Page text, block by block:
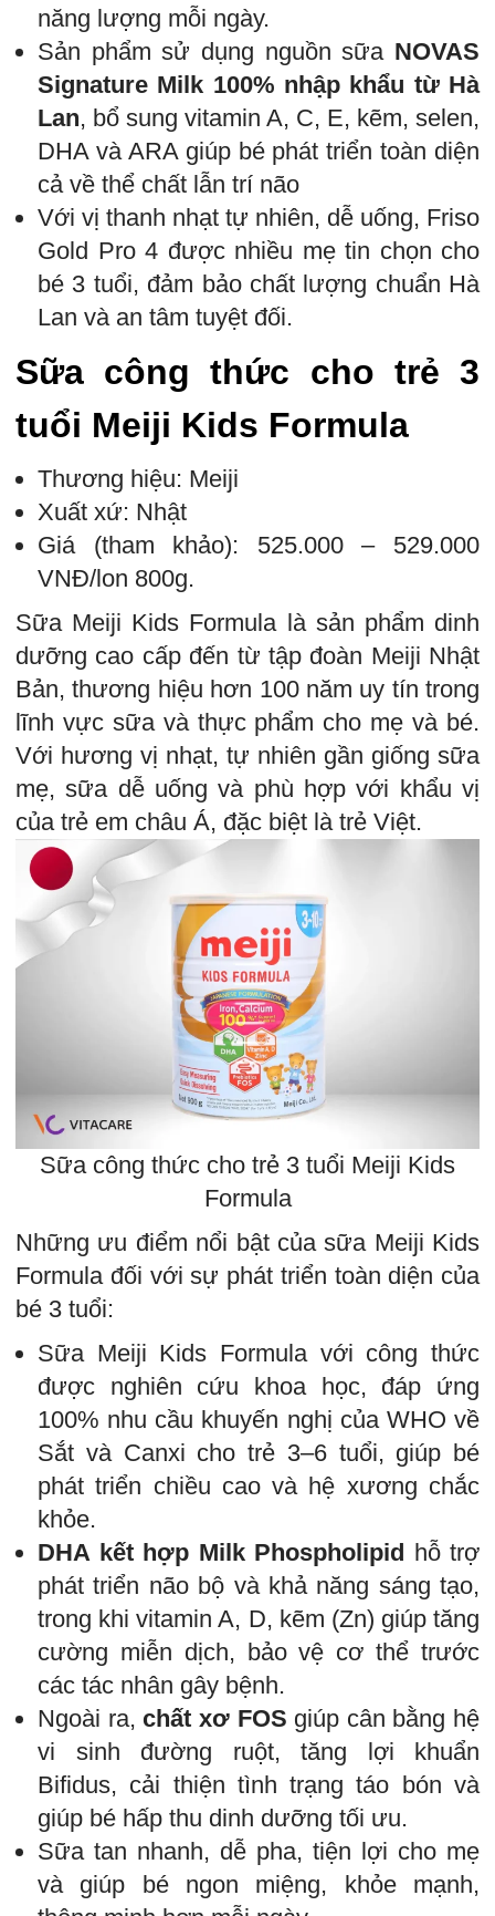
năng lượng mỗi ngày.
Sản phẩm sử dụng nguồn sữa NOVAS
Signature Milk 100% nhập khẩu từ Hà
Lan, bổ sung vitamin A, C, E, kẽm, selen,
DHA và ARA giúp bé phát triển toàn diện
cả về thể chất lẫn trí não
Với vị thanh nhạt tự nhiên, dễ uống, Friso
Gold Pro 4 được nhiều mẹ tin chọn cho
bé 3 tuổi, đảm bảo chất lượng chuẩn Hà
Lan và an tâm tuyệt đối.
Sữa công thức cho trẻ 3
tuổi Meiji Kids Formula
Thương hiệu: Meiji
Xuất xứ: Nhật
Giá (tham khảo): 525.000 – 529.000
VNĐ/lon 800g.
Sữa Meiji Kids Formula là sản phẩm dinh
dưỡng cao cấp đến từ tập đoàn Meiji Nhật
Bản, thương hiệu hơn 100 năm uy tín trong
lĩnh vực sữa và thực phẩm cho mẹ và bé.
Với hương vị nhạt, tự nhiên gần giống sữa
mẹ, sữa dễ uống và phù hợp với khẩu vị
của trẻ em châu Á, đặc biệt là trẻ Việt.
Sữa công thức cho trẻ 3 tuổi Meiji Kids
Formula
Những ưu điểm nổi bật của sữa Meiji Kids
Formula đối với sự phát triển toàn diện của
bé 3 tuổi:
Sữa Meiji Kids Formula với công thức
được nghiên cứu khoa học, đáp ứng
100% nhu cầu khuyến nghị của WHO về
Sắt và Canxi cho trẻ 3–6 tuổi, giúp bé
phát triển chiều cao và hệ xương chắc
khỏe.
DHA kết hợp Milk Phospholipid hỗ trợ
phát triển não bộ và khả năng sáng tạo,
trong khi vitamin A, D, kẽm (Zn) giúp tăng
cường miễn dịch, bảo vệ cơ thể trước
các tác nhân gây bệnh.
Ngoài ra,chất xơ FOS giúp cân bằng hệ
vi sinh đường ruột, tăng lợi khuẩn
Bifidus, cải thiện tình trạng táo bón và
giúp bé hấp thu dinh dưỡng tối ưu.
Sữa tan nhanh, dễ pha, tiện lợi cho mẹ
và giúp bé ngon miệng, khỏe mạnh,